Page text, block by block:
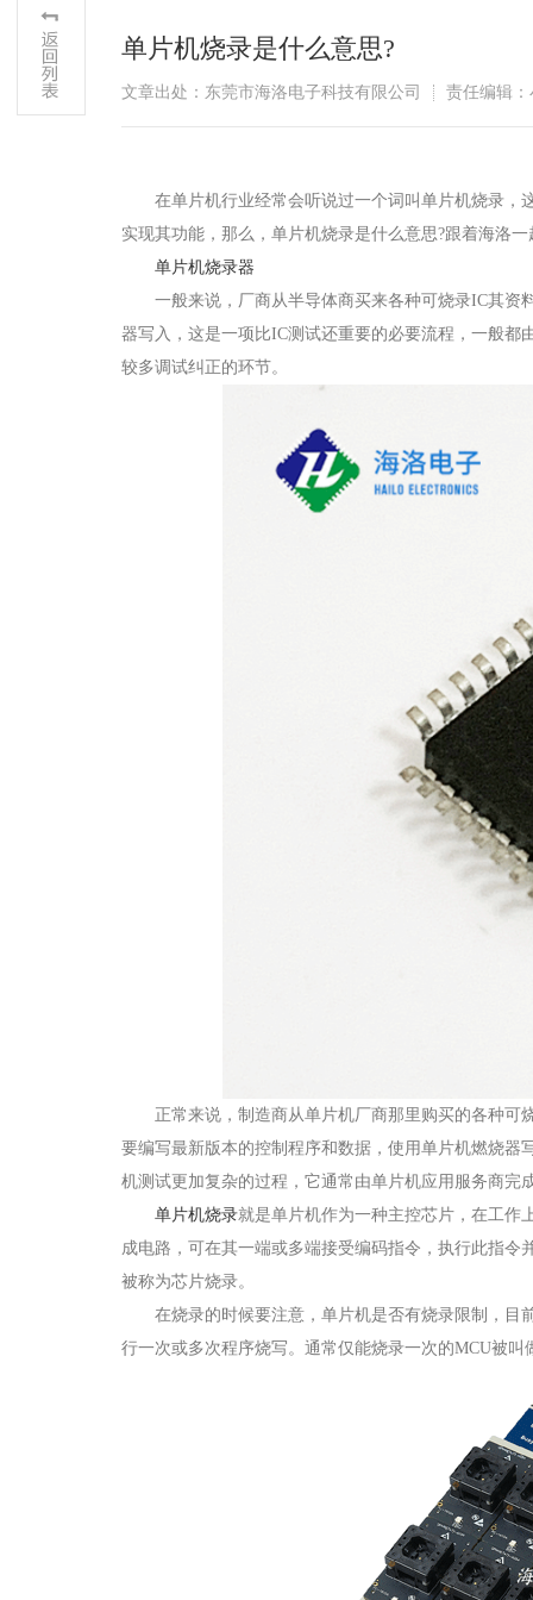
单片机烧录是什么意思?
文章出处：东莞市海洛电子科技有限公司 责任编辑：
在单片机行业经常会听说过一个词叫单片机烧录，
实现其功能，那么，单片机烧录是什么意思?跟着海洛
单片机烧录器
一般来说，厂商从半导体商买来各种可烧录IC其资
器写入，这是一项比IC测试还重要的必要流程，一般
较多调试纠正的环节。
正常来说，制造商从单片机厂商那里购买的各种可
要编写最新版本的控制程序和数据，使用单片机燃烧
机测试更加复杂的过程，它通常由单片机应用服务商
单片机烧录就是单片机作为一种主控芯片，在工作
成电路，可在其一端或多端接受编码指令，执行此指
被称为芯片烧录。
在烧录的时候要注意，单片机是否有烧录限制，目
行一次或多次程序烧写。通常仅能烧录一次的MCU被